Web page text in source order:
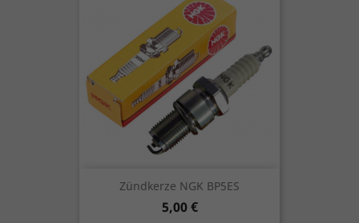
Zündkerze NGK BP5ES
Preis
5,00 €